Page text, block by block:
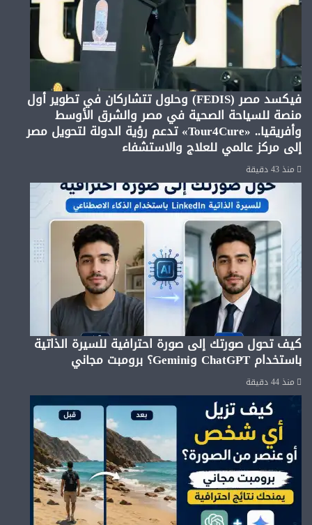
فيكسد مصر (FEDIS) وحلول تتشاركان في تطوير أول
منصة للسياحة الصحية في مصر والشرق الأوسط
وأفريقيا.. «Tour4Cure» تدعم رؤية الدولة لتحويل مصر
إلى مركز عالمي للعلاج والاستشفاء
منذ 43 دقيقة
كيف تحول صورتك إلى صورة احترافية للسيرة الذاتية
باستخدام ChatGPT وGemini؟ برومبت مجاني
منذ 44 دقيقة